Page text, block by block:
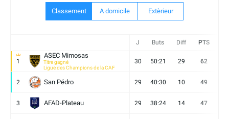
Classement A domicile Extèrieur
J Buts Diff PTS
1
ASEC Mimosas
Titre gagné
Ligue des Champions de la CAF
30 50:21 29 62
2 San Pédro 29 40:30 10 49
3 AFAD-Plateau 29 38:24 14 47